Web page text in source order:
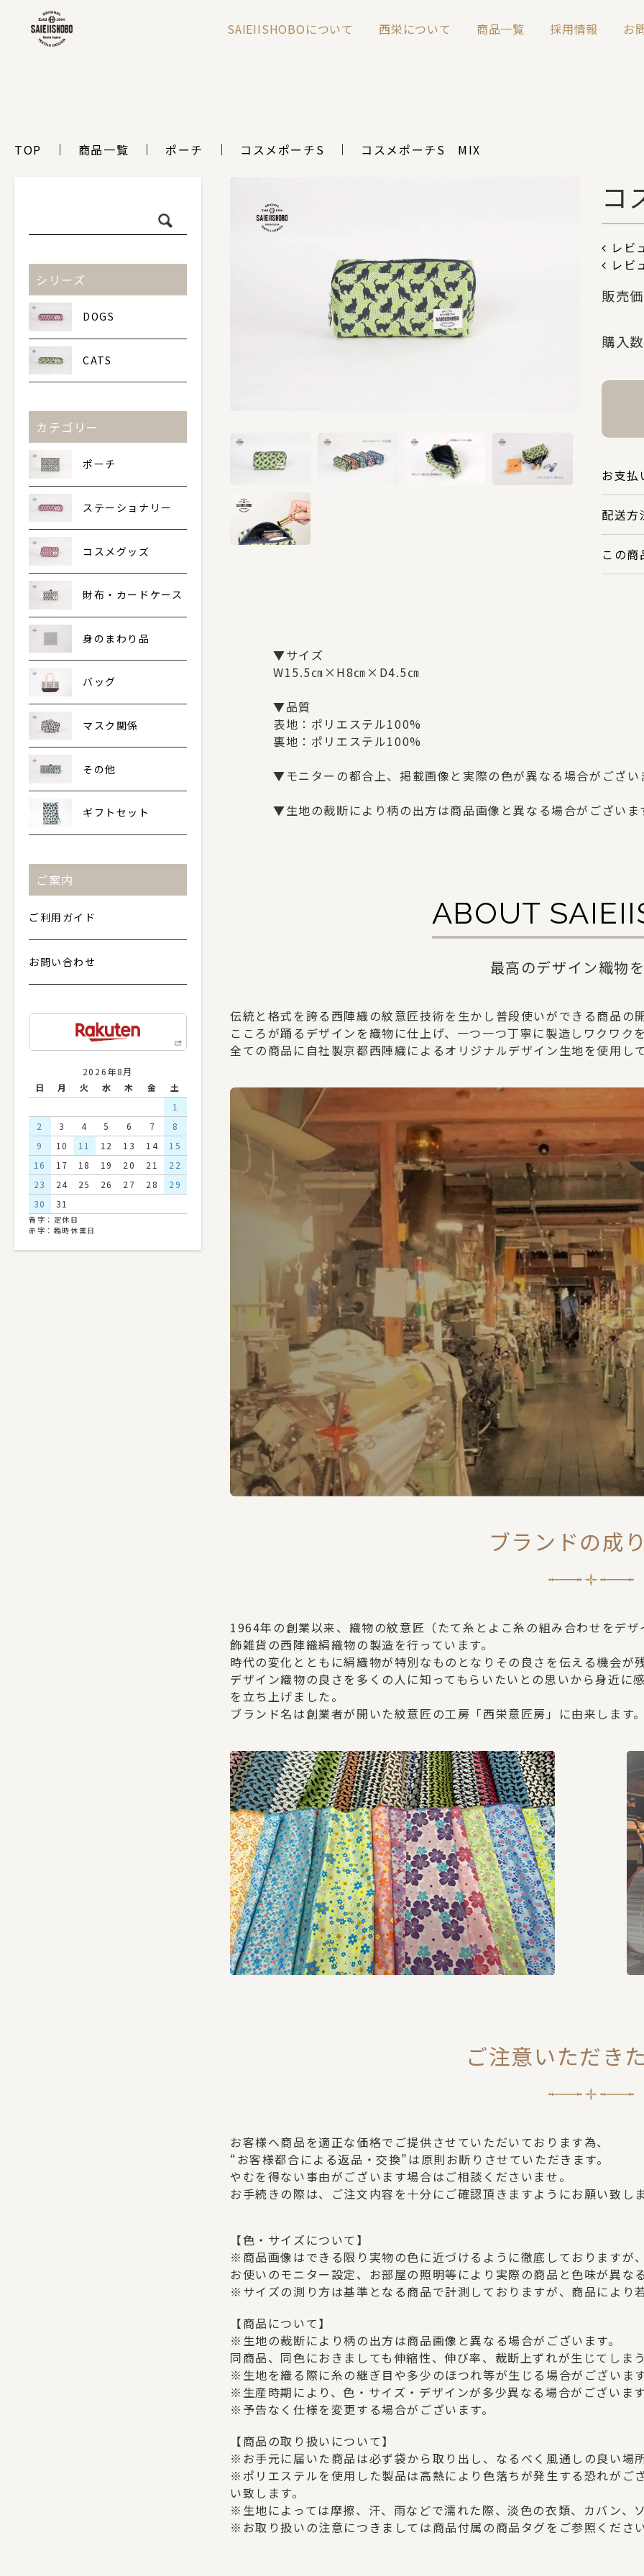
SAIEIISHOBOについて 西栄について 商品一覧 採用情報 お
TOP 商品一覧 ポーチ コスメポーチS コスメポーチS MIX
シリーズ
DOGS
CATS
カテゴリー
ポーチ
ステーショナリー
コスメグッズ
財布・カードケース
身のまわり品
バッグ
マスク関係
その他
ギフトセット
ご案内
ご利用ガイド
お問い合わせ
2026年8月
日
月 火 水 木 金
土
1
2
3 4 5 6 7
8
9
10 11 12 13 14
15
16
17 18 19 20 21
22
23
24 25 26 27 28
29
30
31
青字：定休日
赤字：臨時休業日
コ
レビ
レビ
販売
購入数
お支払
配送方
この
▼サイズ
W15.5㎝×H8㎝×D4.5㎝
▼品質
表地：ポリエステル100%
裏地：ポリエステル100%
▼モニターの都合上、掲載画像と実際の色が異なる場合がござい
▼生地の裁断により柄の出方は商品画像と異なる場合がございま
ABOUT
最高のデザイン織物
伝統と格式を誇る西陣織の紋意匠技術を生かし普段使いができる商品の
こころが踊るデザインを織物に仕上げ、一つ一つ丁寧に製造しワクワク
全ての商品に自社製京都西陣織によるオリジナルデザイン生地を使用し
ブランドの成
1964年の創業以来、織物の紋意匠（たて糸とよこ糸の組み合わせをデ
飾雑貨の西陣織絹織物の製造を行っています。
時代の変化とともに絹織物が特別なものとなりその良さを伝える機会が
デザイン織物の良さを多くの人に知ってもらいたいとの思いから身近
を立ち上げました。
ブランド名は創業者が開いた紋意匠の工房「西栄意匠房」に由来します
ご注意いただき
お客様へ商品を適正な価格でご提供させていただいております為、
“お客様都合による返品・交換”は原則お断りさせていただきます。
やむを得ない事由がございます場合はご相談くださいませ。
お手続きの際は、ご注文内容を十分にご確認頂きますようにお願い致し
【色・サイズについて】
※商品画像はできる限り実物の色に近づけるように徹底しておりますが
お使いのモニター設定、お部屋の照明等により実際の商品と色味が異な
※サイズの測り方は基準となる商品で計測しておりますが、商品により
【商品について】
※生地の裁断により柄の出方は商品画像と異なる場合がございます。
同商品、同色におきましても伸縮性、伸び率、裁断上ずれが生じてしま
※生地を織る際に糸の継ぎ目や多少のほつれ等が生じる場合がございま
※生産時期により、色・サイズ・デザインが多少異なる場合がございま
※予告なく仕様を変更する場合がございます。
【商品の取り扱いについて】
※お手元に届いた商品は必ず袋から取り出し、なるべく風通しの良い場
※ポリエステルを使用した製品は高熱により色落ちが発生する恐れがご
い致します。
※生地によっては摩擦、汗、雨などで濡れた際、淡色の衣類、カバン、
※お取り扱いの注意につきましては商品付属の商品タグをご参照くださ